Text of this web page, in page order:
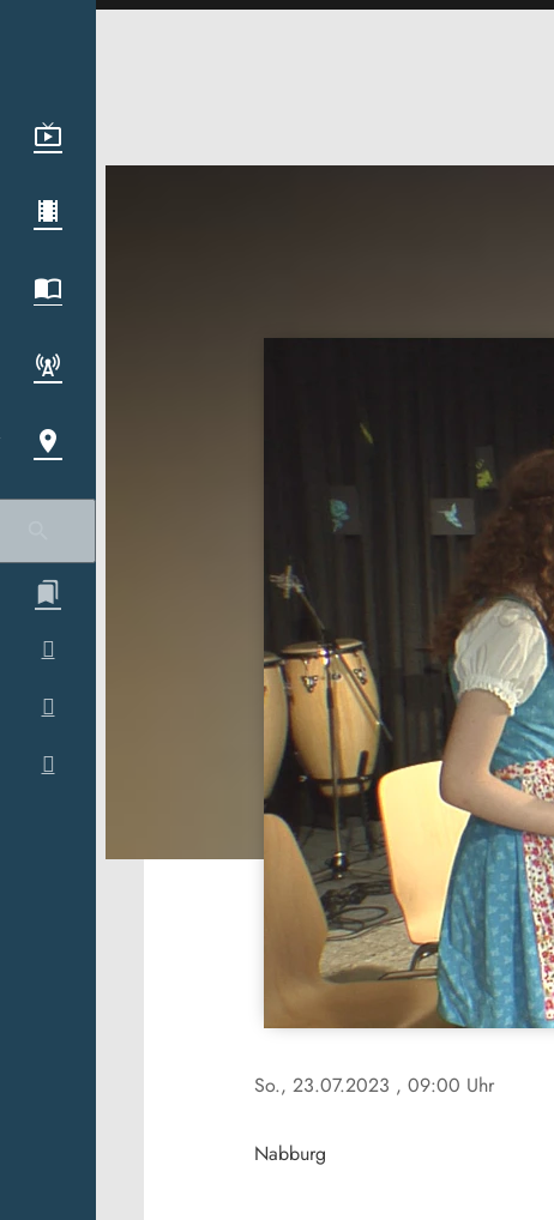
So., 23.07.2023 , 09:00 Uhr
Nabburg